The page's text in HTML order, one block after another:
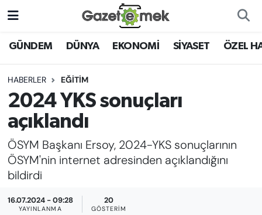
GÜNDEM DÜNYA EKONOMİ SİYASET ÖZEL
HABERLER EĞİTİM
2024 YKS sonuçları
açıklandı
ÖSYM Başkanı Ersoy, 2024-YKS sonuçlarının
ÖSYM'nin internet adresinden açıklandığını
bildirdi
16.07.2024 - 09:28
YAYINLANMA
20
GÖSTERIM
DÜNYA
EKONOMİ
EMEK HABERLERİ
GAZETECİLİĞİNİ GELİŞTİRMEK
FAYDALI BİLGİLER
GÜNDEM
Nöbetçi Eczaneler
Hava Durumu
İstanbul Namaz Vakitleri
Süper Lig Puan Durumu ve Fikstür
Tüm Manşetler